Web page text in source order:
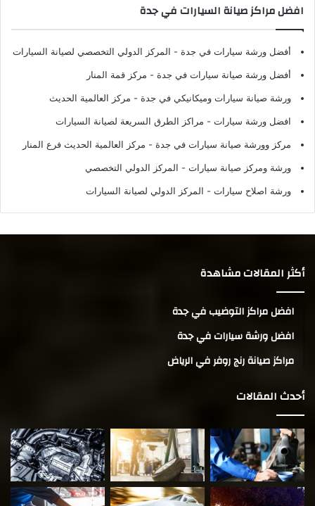
افضل مراكز صيانة السيارات في جدة
أفضل ورشة سيارات في جدة - المركز الدولي التخصصي لصيانة السيارات
أفضل ورشة صيانة سيارات في جدة - مركز قمة المنار
ورشة صيانة سيارات وميكانيكي في جدة - مركز العالمية الحديث
افضل ورشة سيارات - مراكز الطرق السريعة لصيانة السيارات
مركز وورشة صيانة سيارات في جدة - مركز العالمية الحديث فرع المنار
ورشة ومركز صيانة سيارات - المركز الدولي التخصصي
ورشة اصلاح سيارات - المركز الدولي لصيانة السيارات
أكثر المقالات مشاهدة
افضل مراكز التوضيب في جدة
افضل ورشة سيارات في جدة
مراكز صيانة رنج روفر في الرياض
أحدث المقالات